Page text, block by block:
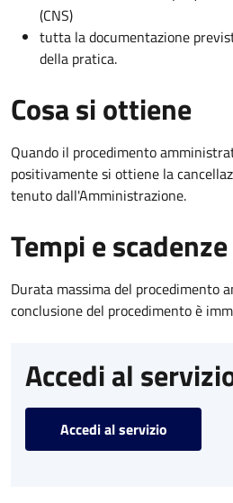
(CNS)
tutta la documentazione
della pratica.
Cosa si ottiene
Quando il procedimento
positivamente si ottiene la
tenuto dall'Amministrazione.
Tempi e scadenze
Durata massima del procedimento
conclusione del procedimento è
Accedi al
Accedi al servizio